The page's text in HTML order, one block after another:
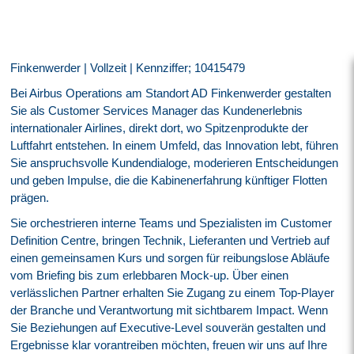
Finkenwerder | Vollzeit | Kennziffer; 10415479
Bei Airbus Operations am Standort AD Finkenwerder gestalten
Sie als Customer Services Manager das Kundenerlebnis
internationaler Airlines, direkt dort, wo Spitzenprodukte der
Luftfahrt entstehen. In einem Umfeld, das Innovation lebt, führen
Sie anspruchsvolle Kundendialoge, moderieren Entscheidungen
und geben Impulse, die die Kabinenerfahrung künftiger Flotten
prägen.
Sie orchestrieren interne Teams und Spezialisten im Customer
Definition Centre, bringen Technik, Lieferanten und Vertrieb auf
einen gemeinsamen Kurs und sorgen für reibungslose Abläufe
vom Briefing bis zum erlebbaren Mock-up. Über einen
verlässlichen Partner erhalten Sie Zugang zu einem Top-Player
der Branche und Verantwortung mit sichtbarem Impact. Wenn
Sie Beziehungen auf Executive-Level souverän gestalten und
Ergebnisse klar vorantreiben möchten, freuen wir uns auf Ihre